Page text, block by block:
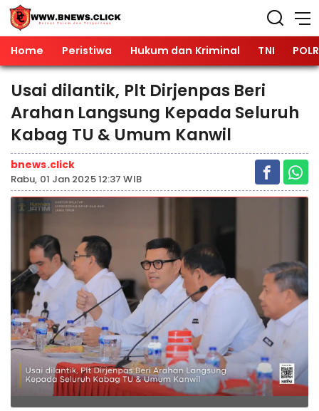
Home Peristiwa Hukum dan Kriminal TNI
Usai dilantik, Plt Dirjenpas Beri
Arahan Langsung Kepada Seluruh
Kabag TU & Umum Kanwil
bnews.click
Rabu, 01 Jan 2025 12:37 WIB